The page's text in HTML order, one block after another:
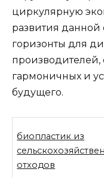
циркулярную
развития данной
горизонты для
производителей,
гармоничных и
будущего.
биопластик из
отходов